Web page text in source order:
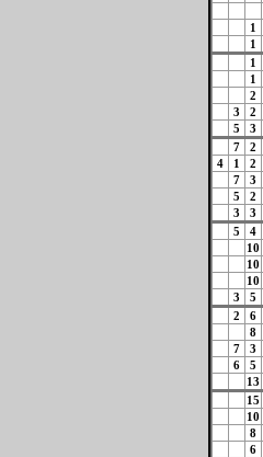
1
1
1
1
2
3
2
5
3
7
2
4
1 2
7
3
5
2
3
3
5
4
10
10
10
3
5
2
6
8
7
3
6
5
13
15
10
8
6